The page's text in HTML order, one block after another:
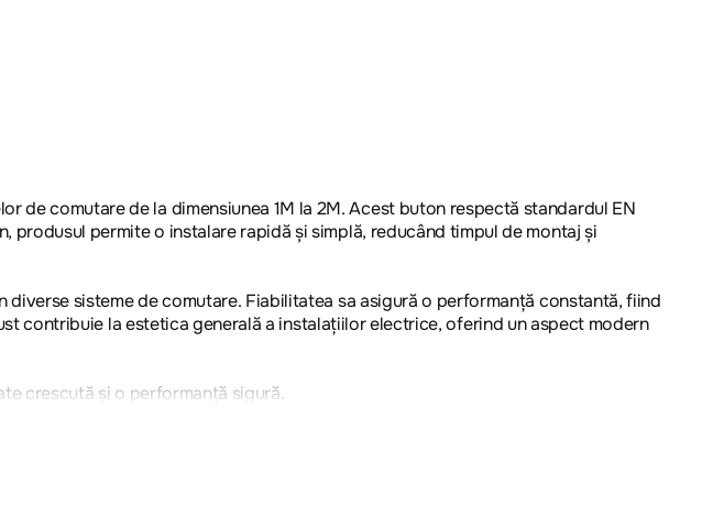
de comutare de la dimensiunea 1M la 2M. Acest buton respectă standardul EN
permite o instalare rapidă și simplă, reducând timpul de montaj și
sisteme de comutare. Fiabilitatea sa asigură o performanță constantă, fiind
contribuie la estetica generală a instalațiilor electrice, oferind un aspect modern
crescută și o performanță sigură.